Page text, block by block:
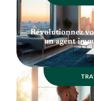
Révolutionnez
un agent